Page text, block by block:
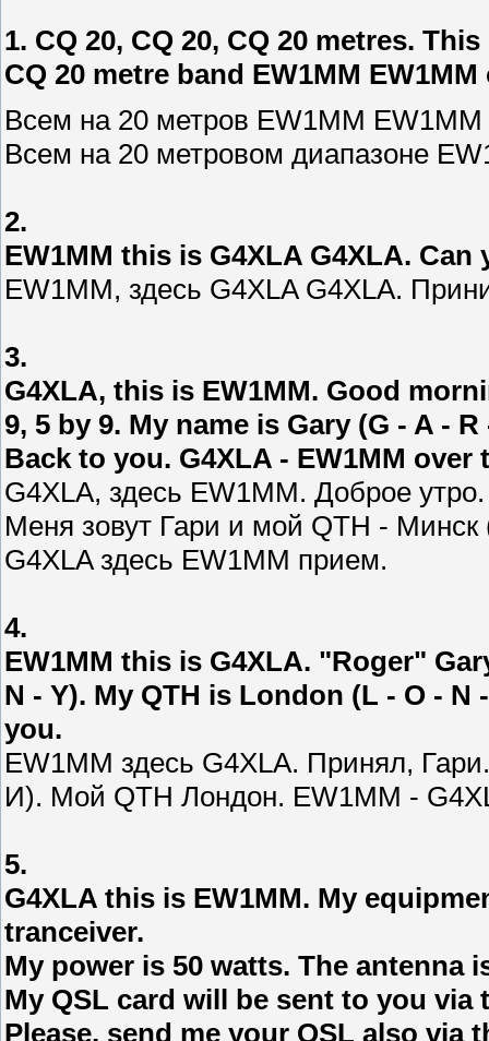
1. CQ 20, CQ 20, CQ 20 metres.
CQ 20 metre band EW1MM EW1MM
Всем на 20 метров EW1MM EW1MM
Всем на 20 метровом диапазоне
2.
EW1MM this is G4XLA G4XLA. Can
EW1MM, здесь G4XLA G4XLA.
3.
G4XLA, this is EW1MM. Good
9, 5 by 9. My name is Gary (G - A -
Back to you. G4XLA - EW1MM over
G4XLA, здесь EW1MM. Доброе
Меня зовут Гари и мой QTH -
G4XLA здесь EW1MM прием.
4.
EW1MM this is G4XLA. "Roger"
N - Y). My QTH is London (L - O - N
you.
EW1MM здесь G4XLA. Принял,
И). Мой QTH Лондон. EW1MM -
5.
G4XLA this is EW1MM. My
tranceiver.
My power is 50 watts. The antenna
My QSL card will be sent to you via
Please, send me your QSL also via